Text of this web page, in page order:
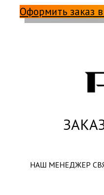
Оформить заказ
НАШ МЕНЕДЖЕР